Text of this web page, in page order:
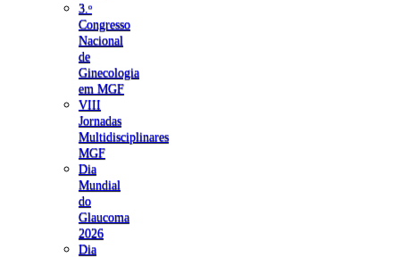
3.ᵒ
Congresso
Nacional
de
Ginecologia
em MGF
VIII
Jornadas
Multidisciplinares
MGF
Dia
Mundial
do
Glaucoma
2026
Dia